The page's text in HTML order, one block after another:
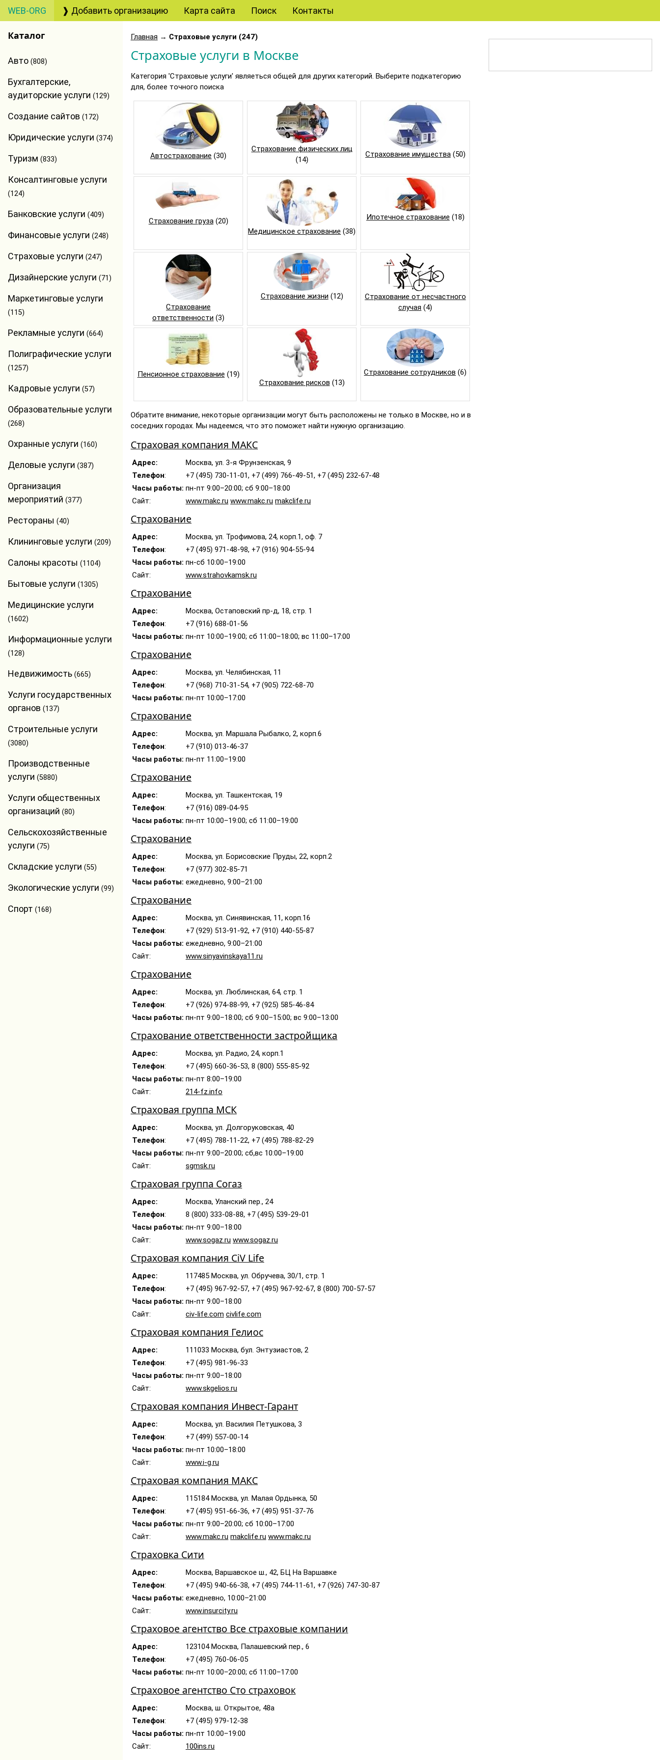
WEB-ORG ❱ Добавить организацию Карта сайта Поиск Контакты
Каталог
Авто (808)
Бухгалтерские,
аудиторские услуги (129)
Создание сайтов (172)
Юридические услуги (374)
Туризм (833)
Консалтинговые услуги
(124)
Банковские услуги (409)
Финансовые услуги (248)
Страховые услуги (247)
Дизайнерские услуги (71)
Маркетинговые услуги
(115)
Рекламные услуги (664)
Полиграфические услуги
(1257)
Кадровые услуги (57)
Образовательные услуги
(268)
Охранные услуги (160)
Деловые услуги (387)
Организация
мероприятий (377)
Рестораны (40)
Клининговые услуги (209)
Салоны красоты (1104)
Бытовые услуги (1305)
Медицинские услуги
(1602)
Информационные услуги
(128)
Недвижимость (665)
Услуги государственных
органов (137)
Строительные услуги
(3080)
Производственные
услуги (5880)
Услуги общественных
организаций (80)
Сельскохозяйственные
услуги (75)
Складские услуги (55)
Экологические услуги (99)
Спорт (168)
Главная → Страховые услуги (247)
Страховые услуги в Москве
Категория 'Страховые услуги' являеться общей для других категорий. Выберите подкатегорию
для, более точного поиска
Автострахование (30)
Страхование физических лиц
(14)
Страхование имущества(50)
Страхование груза(20)
Медицинское страхование (38)
Ипотечное страхование (18)
Страхование
ответственности (3)
Страхование жизни (12)
Страхование от несчастного
случая (4)
Пенсионное страхование (19)
Страхование рисков (13)
Страхование сотрудников (6)
Обратите внимание, некоторые организации могут быть расположены не только в Москве, но и в
соседних городах. Мы надеемся, что это поможет найти нужную организацию.
Страховая компания МАКС
Адрес:
Москва, ул. 3-я Фрунзенская, 9
Телефон:
+7 (495) 730-11-01, +7 (499) 766-49-51, +7 (495) 232-67-48
Часы работы: пн-пт 9:00–20:00; сб 9:00–18:00
Сайт:
www.makc.ru www.makc.ru makclife.ru
Страхование
Адрес:
Москва, ул. Трофимова, 24, корп.1, оф. 7
Телефон:
+7 (495) 971-48-98, +7 (916) 904-55-94
Часы работы: пн-сб 10:00–19:00
Сайт:
www.strahovkamsk.ru
Страхование
Адрес:
Москва, Остаповский пр-д, 18, стр. 1
Телефон:
+7 (916) 688-01-56
Часы работы: пн-пт 10:00–19:00; сб 11:00–18:00; вс 11:00–17:00
Страхование
Адрес:
Москва, ул. Челябинская, 11
Телефон:
+7 (968) 710-31-54, +7 (905) 722-68-70
Часы работы: пн-пт 10:00–17:00
Страхование
Адрес:
Москва, ул. Маршала Рыбалко, 2, корп.6
Телефон:
+7 (910) 013-46-37
Часы работы: пн-пт 11:00–19:00
Страхование
Адрес:
Москва, ул. Ташкентская, 19
Телефон:
+7 (916) 089-04-95
Часы работы: пн-пт 10:00–19:00; сб 11:00–19:00
Страхование
Адрес:
Москва, ул. Борисовские Пруды, 22, корп.2
Телефон:
+7 (977) 302-85-71
Часы работы: ежедневно, 9:00–21:00
Страхование
Адрес:
Москва, ул. Синявинская, 11, корп.16
Телефон:
+7 (929) 513-91-92, +7 (910) 440-55-87
Часы работы: ежедневно, 9:00–21:00
Сайт:
www.sinyavinskaya11.ru
Страхование
Адрес:
Москва, ул. Люблинская, 64, стр. 1
Телефон:
+7 (926) 974-88-99, +7 (925) 585-46-84
Часы работы: пн-пт 9:00–18:00; сб 9:00–15:00; вс 9:00–13:00
Страхование ответственности застройщика
Адрес:
Москва, ул. Радио, 24, корп.1
Телефон:
+7 (495) 660-36-53, 8 (800) 555-85-92
Часы работы: пн-пт 8:00–19:00
Сайт:
214-fz.info
Страховая группа МСК
Адрес:
Москва, ул. Долгоруковская, 40
Телефон:
+7 (495) 788-11-22, +7 (495) 788-82-29
Часы работы: пн-пт 9:00–20:00; сб,вс 10:00–19:00
Сайт:
sgmsk.ru
Страховая группа Согаз
Адрес:
Москва, Уланский пер., 24
Телефон:
8 (800) 333-08-88, +7 (495) 539-29-01
Часы работы: пн-пт 9:00–18:00
Сайт:
www.sogaz.ru www.sogaz.ru
Страховая компания CiV Life
Адрес:
117485 Москва, ул. Обручева, 30/1, стр. 1
Телефон:
+7 (495) 967-92-57, +7 (495) 967-92-67, 8 (800) 700-57-57
Часы работы: пн-пт 9:00–18:00
Сайт:
civ-life.com civlife.com
Страховая компания Гелиос
Адрес:
111033 Москва, бул. Энтузиастов, 2
Телефон:
+7 (495) 981-96-33
Часы работы: пн-пт 9:00–18:00
Сайт:
www.skgelios.ru
Страховая компания Инвест-Гарант
Адрес:
Москва, ул. Василия Петушкова, 3
Телефон:
+7 (499) 557-00-14
Часы работы: пн-пт 10:00–18:00
Сайт:
www.i-g.ru
Страховая компания МАКС
Адрес:
115184 Москва, ул. Малая Ордынка, 50
Телефон:
+7 (495) 951-66-36, +7 (495) 951-37-76
Часы работы: пн-пт 9:00–20:00; сб 10:00–17:00
Сайт:
www.makc.ru makclife.ru www.makc.ru
Страховка Сити
Адрес:
Москва, Варшавское ш., 42, БЦ На Варшавке
Телефон:
+7 (495) 940-66-38, +7 (495) 744-11-61, +7 (926) 747-30-87
Часы работы: ежедневно, 10:00–21:00
Сайт:
www.insurcity.ru
Страховое агентство Все страховые компании
Адрес:
123104 Москва, Палашевский пер., 6
Телефон:
+7 (495) 760-06-05
Часы работы: пн-пт 10:00–20:00; сб 11:00–17:00
Страховое агентство Сто страховок
Адрес:
Москва, ш. Открытое, 48а
Телефон:
+7 (495) 979-12-38
Часы работы: пн-пт 10:00–19:00
Сайт:
100ins.ru